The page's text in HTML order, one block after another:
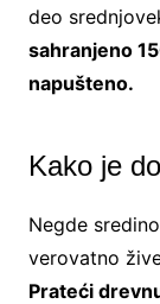
deo
sahranjeno
napušteno.
Kako je
Negde
verovatno
Prateći